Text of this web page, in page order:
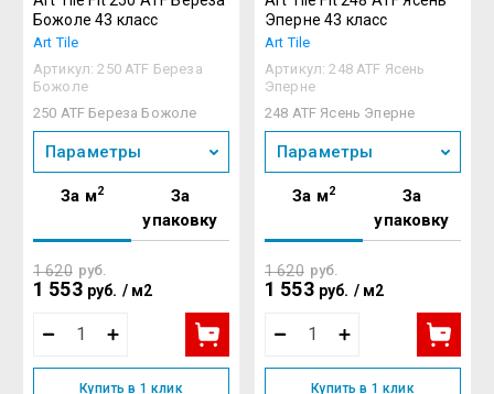
Божоле 43 класс
Art Tile
Артикул: 250 ATF Береза
Божоле
250 ATF Береза Божоле
Параметры
За м2
За
упаковку
1 620 руб.
1 553 руб. / м2
Купить в 1 клик
Эперне 43 класс
Art Tile
Артикул: 248 ATF Ясень
Эперне
248 ATF Ясень Эперне
Параметры
За м2
За
упаковку
1 620 руб.
1 553 руб. / м2
Купить в 1 клик